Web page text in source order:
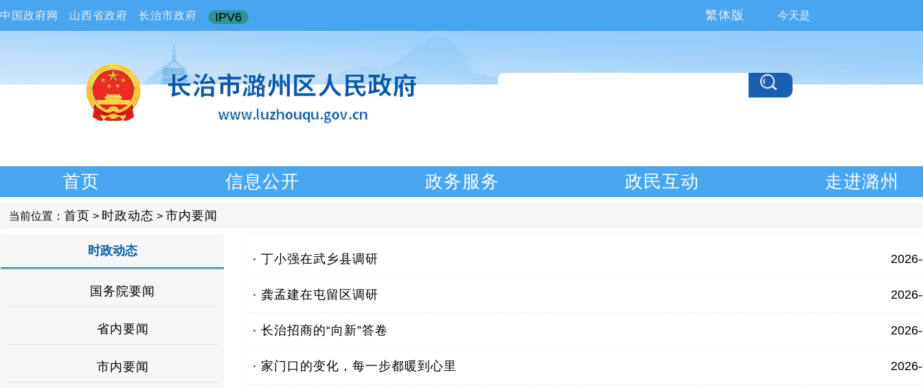
中国政府网 山西省政府 长治市政府 IPV6 今天是
繁体版
首页 信息公开 政务服务 政民互动 走进潞州
当前位置： 首页 > 时政动态 > 市内要闻
时政动态
国务院要闻
省内要闻
市内要闻
丁小强在武乡县调研
龚孟建在屯留区调研
长治招商的“向新”答卷
家门口的变化，每一步都暖到心里